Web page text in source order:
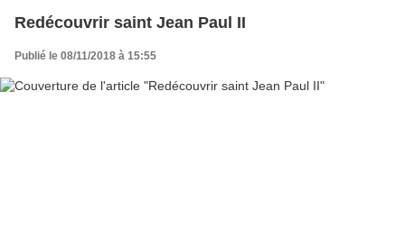
Redécouvrir saint Jean Paul II
Publié le 08/11/2018 à 15:55